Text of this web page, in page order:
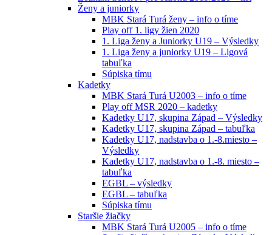
Ženy a juniorky
MBK Stará Turá ženy – info o tíme
Play off 1. ligy žien 2020
1. Liga ženy a Juniorky U19 – Výsledky
1. Liga ženy a juniorky U19 – Ligová
tabuľka
Súpiska tímu
Kadetky
MBK Stará Turá U2003 – info o tíme
Play off MSR 2020 – kadetky
Kadetky U17, skupina Západ – Výsledky
Kadetky U17, skupina Západ – tabuľka
Kadetky U17, nadstavba o 1.-8.miesto –
Výsledky
Kadetky U17, nadstavba o 1.-8. miesto –
tabuľka
EGBL – výsledky
EGBL – tabuľka
Súpiska tímu
Staršie žiačky
MBK Stará Turá U2005 – info o tíme